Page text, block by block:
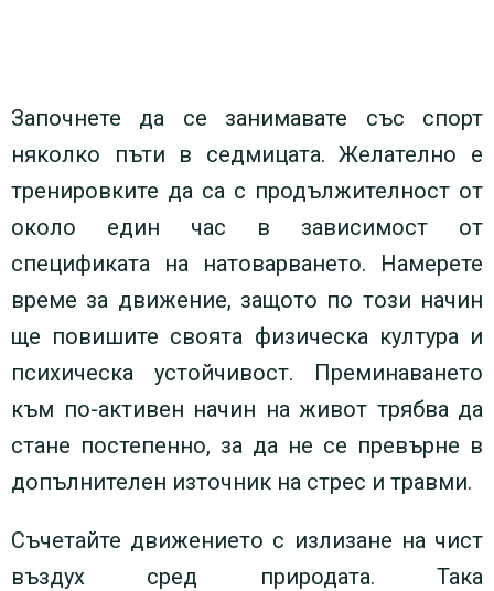
Започнете да се занимавате със спорт
няколко пъти в седмицата. Желателно е
тренировките да са с продължителност от
около един час в зависимост от
спецификата на натоварването. Намерете
време за движение, защото по този начин
ще повишите своята физическа култура и
психическа устойчивост. Преминаването
към по-активен начин на живот трябва да
стане постепенно, за да не се превърне в
допълнителен източник на стрес и травми.
Съчетайте движението с излизане на чист
въздух сред природата. Така